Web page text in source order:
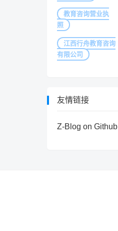
教育咨询营业执
照
江西行舟教育咨询
有限公司
友情链接
Z-Blog on Github